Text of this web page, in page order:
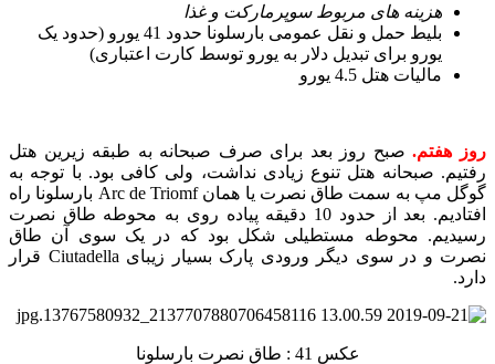
هزینه های مربوط سوپرمارکت و غذا
بلیط حمل و نقل عمومی بارسلونا حدود 41 یورو (حدود یک
یورو برای تبدیل دلار به یورو توسط کارت اعتباری)
مالیات هتل 4.5 یورو
روز هفتم. صبح روز بعد برای صرف صبحانه به طبقه زیرین هتل
رفتیم. صبحانه هتل تنوع زیادی نداشت، ولی کافی بود. با توجه به
گوگل مپ به سمت طاق نصرت یا همان Arc de Triomf بارسلونا راه
افتادیم. بعد از حدود 10 دقیقه پیاده روی به محوطه طاق نصرت
رسیدیم. محوطه مستطیلی شکل بود که در یک سوی آن طاق
نصرت و در سوی دیگر ورودی پارک بسیار زیبای Ciutadella قرار
دارد.
عکس 41 : طاق نصرت بارسلونا